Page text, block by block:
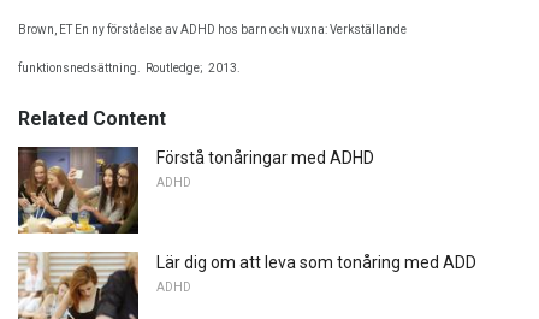
Brown, ET En ny förståelse av ADHD hos barn och vuxna: Verkställande
funktionsnedsättning. Routledge; 2013.
Related Content
Förstå tonåringar med ADHD
ADHD
Lär dig om att leva som tonåring med ADD
ADHD